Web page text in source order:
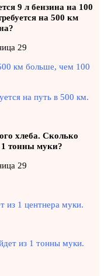
9 л бензина на 100
на 500 км
км больше, чем 100
на путь в 500 км.
хлеба. Сколько
1 тонны муки?
из 1 центнера муки.
из 1 тонны муки.